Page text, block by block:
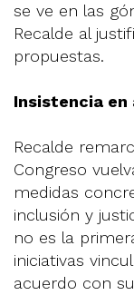
se ve en las
Recalde al
propuestas.
Insistencia en
Recalde
Congreso
medidas
inclusión y
no es la
iniciativas
acuerdo con